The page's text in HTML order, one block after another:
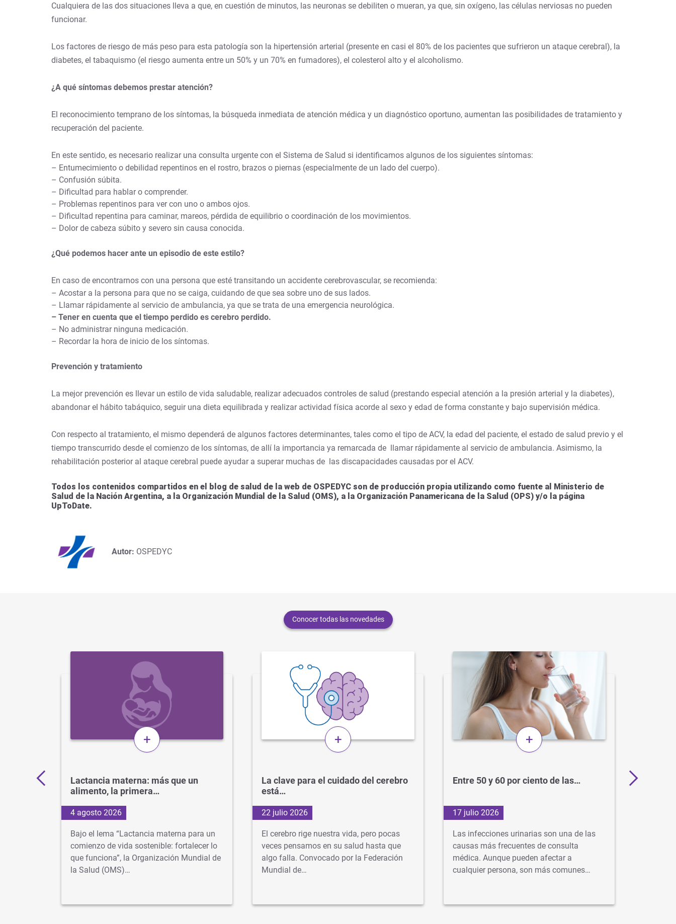
Cualquiera de las dos situaciones lleva a que, en cuestión de minutos, las neuronas se debiliten o mueran, ya que, sin oxígeno, las células nerviosas no pueden
funcionar.
Los factores de riesgo de más peso para esta patología son la hipertensión arterial (presente en casi el 80% de los pacientes que sufrieron un ataque cerebral), la
diabetes, el tabaquismo (el riesgo aumenta entre un 50% y un 70% en fumadores), el colesterol alto y el alcoholismo.
¿A qué síntomas debemos prestar atención?
El reconocimiento temprano de los síntomas, la búsqueda inmediata de atención médica y un diagnóstico oportuno, aumentan las posibilidades de tratamiento y
recuperación del paciente.
En este sentido, es necesario realizar una consulta urgente con el Sistema de Salud si identificamos algunos de los siguientes síntomas:
– Entumecimiento o debilidad repentinos en el rostro, brazos o piernas (especialmente de un lado del cuerpo).
– Confusión súbita.
– Dificultad para hablar o comprender.
– Problemas repentinos para ver con uno o ambos ojos.
– Dificultad repentina para caminar, mareos, pérdida de equilibrio o coordinación de los movimientos.
– Dolor de cabeza súbito y severo sin causa conocida.
¿Qué podemos hacer ante un episodio de este estilo?
En caso de encontrarnos con una persona que esté transitando un accidente cerebrovascular, se recomienda:
– Acostar a la persona para que no se caiga, cuidando de que sea sobre uno de sus lados.
– Llamar rápidamente al servicio de ambulancia, ya que se trata de una emergencia neurológica.
– Tener en cuenta que el tiempo perdido es cerebro perdido.
– No administrar ninguna medicación.
– Recordar la hora de inicio de los síntomas.
Prevención y tratamiento
La mejor prevención es llevar un estilo de vida saludable, realizar adecuados controles de salud (prestando especial atención a la presión arterial y la diabetes),
abandonar el hábito tabáquico, seguir una dieta equilibrada y realizar actividad física acorde al sexo y edad de forma constante y bajo supervisión médica.
Con respecto al tratamiento, el mismo dependerá de algunos factores determinantes, tales como el tipo de ACV, la edad del paciente, el estado de salud previo y el
tiempo transcurrido desde el comienzo de los síntomas, de allí la importancia ya remarcada de llamar rápidamente al servicio de ambulancia. Asimismo, la
rehabilitación posterior al ataque cerebral puede ayudar a superar muchas de las discapacidades causadas por el ACV.
Todos los contenidos compartidos en el blog de salud de la web de OSPEDYC son de producción propia utilizando como fuente al Ministerio de
Salud de la Nación Argentina, a la Organización Mundial de la Salud (OMS), a la Organización Panamericana de la Salud (OPS) y/o la página
UpToDate.
Autor: OSPEDYC
Conocer todas las novedades
+
Lactancia materna: más que un
alimento, la primera…
4 agosto 2026
Bajo el lema “Lactancia materna para un
comienzo de vida sostenible: fortalecer lo
que funciona”, la Organización Mundial de
la Salud (OMS)…
+
La clave para el cuidado del cerebro
está…
22 julio 2026
El cerebro rige nuestra vida, pero pocas
veces pensamos en su salud hasta que
algo falla. Convocado por la Federación
Mundial de…
+
Entre 50 y 60 por ciento de las…
17 julio 2026
Las infecciones urinarias son una de las
causas más frecuentes de consulta
médica. Aunque pueden afectar a
cualquier persona, son más comunes…